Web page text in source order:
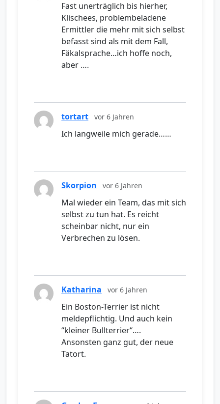
Fast unerträglich bis hierher,
Klischees, problembeladene
Ermittler die mehr mit sich selbst
befasst sind als mit dem Fall,
Fäkalsprache…ich hoffe noch,
aber ….
tortart vor 6 Jahren
Ich langweile mich gerade……
Skorpion vor 6 Jahren
Mal wieder ein Team, das mit sich
selbst zu tun hat. Es reicht
scheinbar nicht, nur ein
Verbrechen zu lösen.
Katharina vor 6 Jahren
Ein Boston-Terrier ist nicht
meldepflichtig. Und auch kein
“kleiner Bullterrier“….
Ansonsten ganz gut, der neue
Tatort.